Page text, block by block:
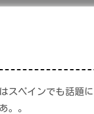
スペインでも話題
。。